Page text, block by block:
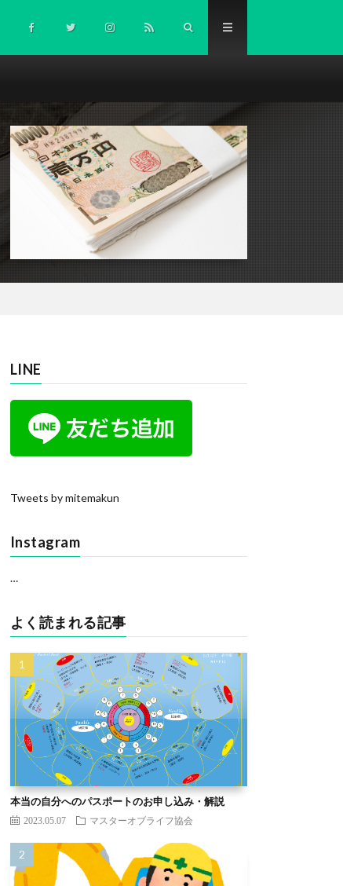
LINE
Tweets by mitemakun
Instagram
…
よく読まれる記事
本当の自分へのパスポートのお申し込み・解説
2023.05.07 マスターオブライフ協会